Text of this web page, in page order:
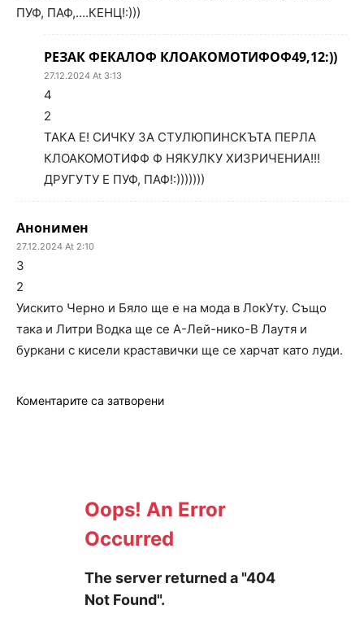
ПУФ, ПАФ,….КЕНЦ!:)))
РЕЗАК ФЕКАЛОФ КЛОАКОМОТИФОФ49,12:))
27.12.2024 At 3:13
4
2
ТАКА Е! СИЧКУ ЗА СТУЛЮПИНСКЪТА ПЕРЛА
КЛОАКОМОТИФФ Ф НЯКУЛКУ ХИЗРИЧЕНИА!!!
ДРУГУТУ Е ПУФ, ПАФ!:)))))))
Анонимен
27.12.2024 At 2:10
3
2
Уискито Черно и Бяло ще е на мода в ЛокУту. Също
така и Литри Водка ще се А-Лей-нико-В Лаутя и
буркани с кисели краставички ще се харчат като луди.
Коментарите са затворени